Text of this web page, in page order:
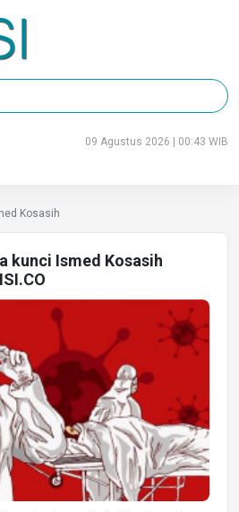
09 Agustus 2026 | 00:43 WIB
Kosasih
kunci Ismed Kosasih